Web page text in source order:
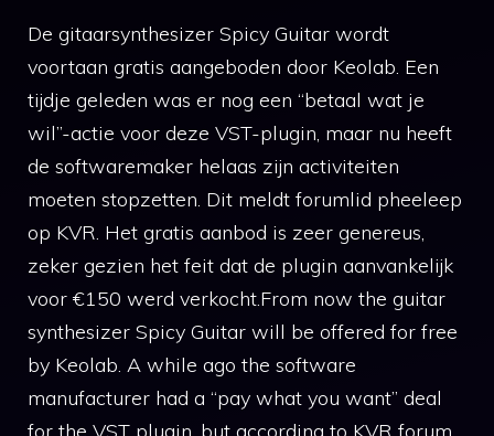
De gitaarsynthesizer Spicy Guitar wordt
voortaan gratis aangeboden door Keolab. Een
tijdje geleden was er nog een “betaal wat je
wil”-actie voor deze VST-plugin, maar nu heeft
de softwaremaker helaas zijn activiteiten
moeten stopzetten. Dit meldt forumlid pheeleep
op KVR. Het gratis aanbod is zeer genereus,
zeker gezien het feit dat de plugin aanvankelijk
voor €150 werd verkocht.From now the guitar
synthesizer Spicy Guitar will be offered for free
by Keolab. A while ago the software
manufacturer had a “pay what you want” deal